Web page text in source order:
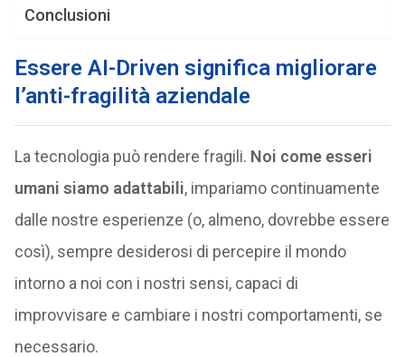
Conclusioni
Essere AI-Driven significa migliorare
l’anti-fragilità aziendale
La tecnologia può rendere fragili. Noi come esseri
umani siamo adattabili, impariamo continuamente
dalle nostre esperienze (o, almeno, dovrebbe essere
così), sempre desiderosi di percepire il mondo
intorno a noi con i nostri sensi, capaci di
improvvisare e cambiare i nostri comportamenti, se
necessario.